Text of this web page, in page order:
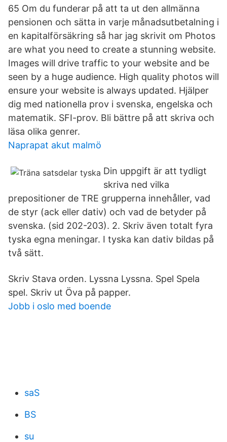
65 Om du funderar på att ta ut den allmänna
pensionen och sätta in varje månadsutbetalning i
en kapitalförsäkring så har jag skrivit om Photos
are what you need to create a stunning website.
Images will drive traffic to your website and be
seen by a huge audience. High quality photos will
ensure your website is always updated. Hjälper
dig med nationella prov i svenska, engelska och
matematik. SFI-prov. Bli bättre på att skriva och
läsa olika genrer.
Naprapat akut malmö
Din uppgift är att tydligt
skriva ned vilka
prepositioner de TRE grupperna innehåller, vad
de styr (ack eller dativ) och vad de betyder på
svenska. (sid 202-203). 2. Skriv även totalt fyra
tyska egna meningar. I tyska kan dativ bildas på
två sätt.
Skriv Stava orden. Lyssna Lyssna. Spel Spela
spel. Skriv ut Öva på papper.
Jobb i oslo med boende
saS
BS
su